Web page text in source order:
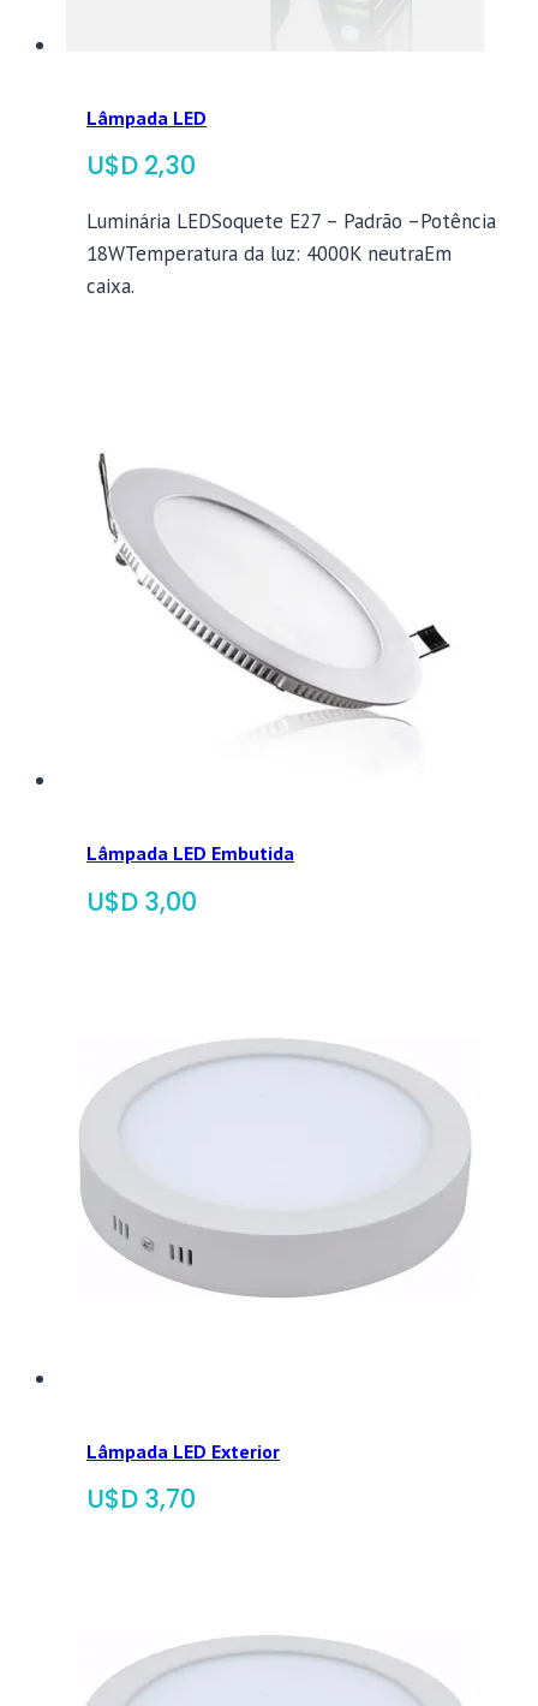
Lâmpada LED
$ 2,30
Luminária LEDSoquete E27 – Padrão –Potência
18WTemperatura da luz: 4000K neutraEm
caixa.
Lâmpada LED Embutida
$ 3,00
Lâmpada LED Exterior
$ 3,70